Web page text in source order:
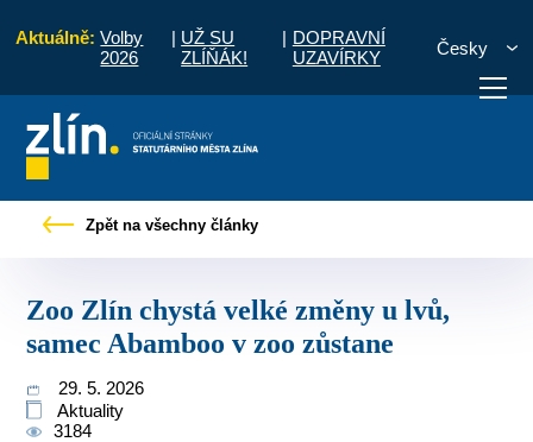
Aktuálně: Volby
2026
| UŽ SU
ZLÍŇÁK!
| DOPRAVNÍ
UZAVÍRKY
Česky
vyřídit Potřebuji zaplatit
Zpět na všechny články
Zoo Zlín chystá velké změny u lvů,
samec Abamboo v zoo zůstane
29. 5. 2026
Aktuality
3184